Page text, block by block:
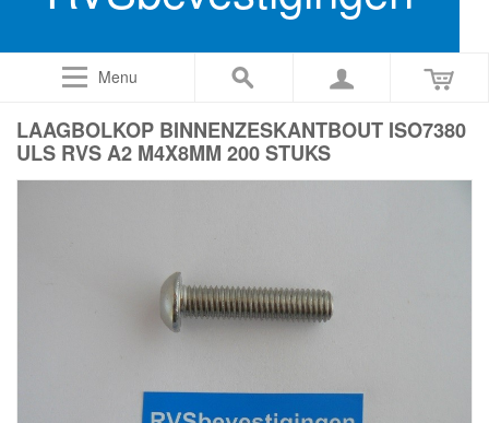
Menu
LAAGBOLKOP BINNENZESKANTBOUT ISO7380
ULS RVS A2 M4X8MM 200 STUKS